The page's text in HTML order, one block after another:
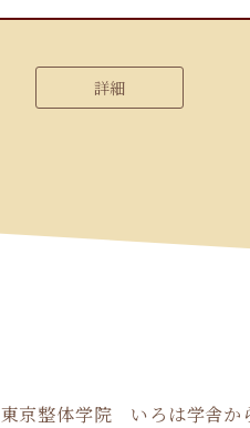
詳細
東京整体学院 いろは学舎か